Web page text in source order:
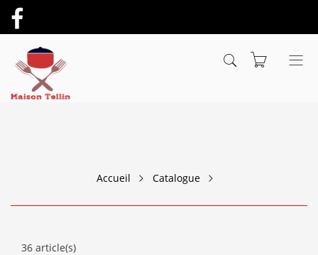
Accueil Catalogue
36 article(s)